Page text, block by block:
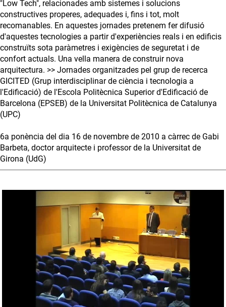
"Low Tech", relacionades amb sistemes i solucions
constructives properes, adequades i, fins i tot, molt
recomanables. En aquestes jornades pretenem fer difusió
d'aquestes tecnologies a partir d'experiències reals i en edificis
construïts sota paràmetres i exigències de seguretat i de
confort actuals. Una vella manera de construir nova
arquitectura. >> Jornades organitzades pel grup de recerca
GICITED (Grup interdisciplinar de ciència i tecnologia a
l'Edificació) de l'Escola Politècnica Superior d'Edificació de
Barcelona (EPSEB) de la Universitat Politècnica de Catalunya
(UPC)
6a ponència del dia 16 de novembre de 2010 a càrrec de Gabi
Barbeta, doctor arquitecte i professor de la Universitat de
Girona (UdG)